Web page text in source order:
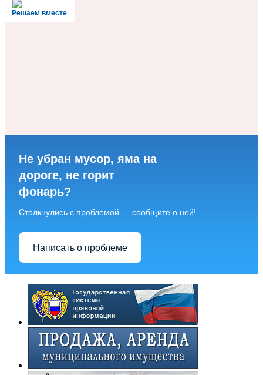
Решаем вместе
Не убран мусор, яма на
дороге, не горит
фонарь?
Столкнулись с проблемой — сообщите о ней!
Написать о проблеме